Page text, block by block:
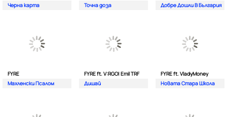
Черна карта
Точна доза
Добре Дошли В България
FYRE
Махленски Псалом
FYRE ft. V:RGO| Emil TRF
Дишай
FYRE ft. VladyMoney
Новата Стара Школа